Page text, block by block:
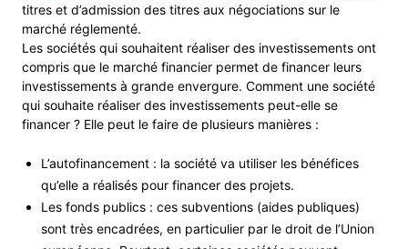
titres et d’admission des titres aux négociations sur le
marché réglementé.
Les sociétés qui souhaitent réaliser des investissements ont
compris que le marché financier permet de financer leurs
investissements à grande envergure. Comment une société
qui souhaite réaliser des investissements peut-elle se
financer ? Elle peut le faire de plusieurs manières :
L’autofinancement : la société va utiliser les bénéfices
qu’elle a réalisés pour financer des projets.
Les fonds publics : ces subventions (aides publiques)
sont très encadrées, en particulier par le droit de l’Union